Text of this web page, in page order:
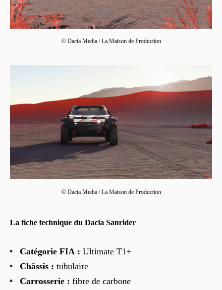
© Dacia Media / La Maison de Production
© Dacia Media / La Maison de Production
La fiche technique du Dacia Sanrider
Catégorie FIA : Ultimate T1+
Châssis : tubulaire
Carrosserie : fibre de carbone